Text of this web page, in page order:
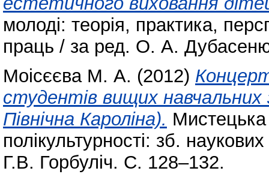
молоді: теорія, практика,
праць / за ред. О. А.
Моісєєва М. А. (2012)
студентів вищих
Північна Кароліна). Мистецька
полікультурності: зб.
Г.В. Горбуліч. С. 128–132.